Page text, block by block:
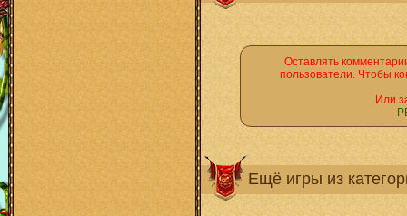
Оставлять
пользователи. Чтобы
Или
Ещё игры из